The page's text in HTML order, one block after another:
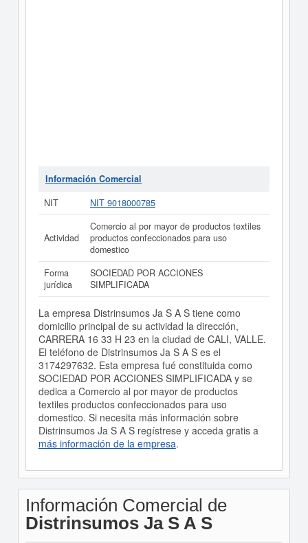
Información Comercial
NIT
NIT 9018000785
Actividad
Comercio al por mayor de productos textiles
productos confeccionados para uso
domestico
Forma
jurídica
SOCIEDAD POR ACCIONES
SIMPLIFICADA
La empresa Distrinsumos Ja S A S tiene como
domicilio principal de su actividad la dirección,
CARRERA 16 33 H 23 en la ciudad de CALI, VALLE.
El teléfono de Distrinsumos Ja S A S es el
3174297632. Esta empresa fué constituida como
SOCIEDAD POR ACCIONES SIMPLIFICADA y se
dedica a Comercio al por mayor de productos
textiles productos confeccionados para uso
domestico. Si necesita más información sobre
Distrinsumos Ja S A S regístrese y acceda gratis a
más información de la empresa.
Información Comercial de
Distrinsumos Ja S A S